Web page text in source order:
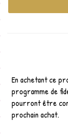
En achetant ce
programme de
pourront être
prochain achat.